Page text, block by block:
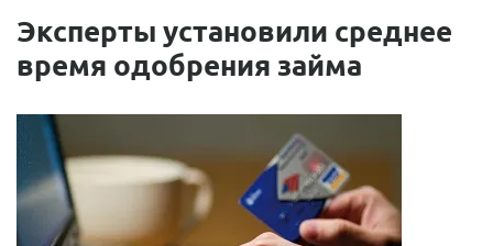
Эксперты установили среднее
время одобрения займа